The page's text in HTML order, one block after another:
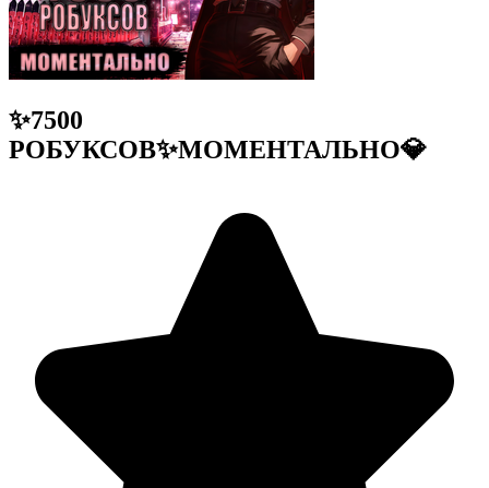
✨7500
РОБУКСОВ✨МОМЕНТАЛЬНО💎